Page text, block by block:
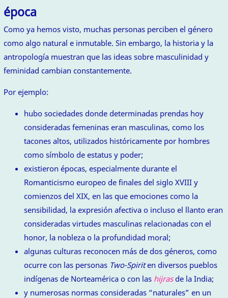
época
Como ya hemos visto, muchas personas perciben el género
como algo natural e inmutable. Sin embargo, la historia y la
antropología muestran que las ideas sobre masculinidad y
feminidad cambian constantemente.
Por ejemplo:
hubo sociedades donde determinadas prendas hoy
consideradas femeninas eran masculinas, como los
tacones altos, utilizados históricamente por hombres
como símbolo de estatus y poder;
existieron épocas, especialmente durante el
Romanticismo europeo de finales del siglo XVIII y
comienzos del XIX, en las que emociones como la
sensibilidad, la expresión afectiva o incluso el llanto eran
consideradas virtudes masculinas relacionadas con el
honor, la nobleza o la profundidad moral;
algunas culturas reconocen más de dos géneros, como
ocurre con las personas Two-Spiriten diversos pueblos
indígenas de Norteamérica o con las hijrasde la India;
y numerosas normas consideradas “naturales” en un